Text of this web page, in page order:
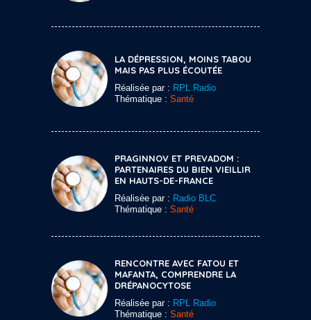
LA DÉPRESSION, MOINS TABOU
MAIS PAS PLUS ÉCOUTÉE
Réalisée par : RPL Radio
Thématique : Santé
PRAGINNOV ET PREVADOM :
PARTENAIRES DU BIEN VIEILLIR
EN HAUTS-DE-FRANCE
Réalisée par : Radio BLC
Thématique : Santé
RENCONTRE AVEC FATOU ET
MAFANTA, COMPRENDRE LA
DRÉPANOCYTOSE
Réalisée par : RPL Radio
Thématique : Santé